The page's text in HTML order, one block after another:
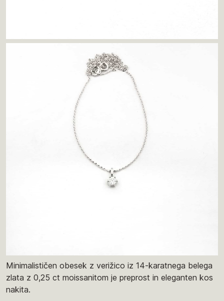
Minimalističen obesek z verižico iz 14-karatnega belega
zlata z 0,25 ct moissanitom je preprost in eleganten kos
nakita.